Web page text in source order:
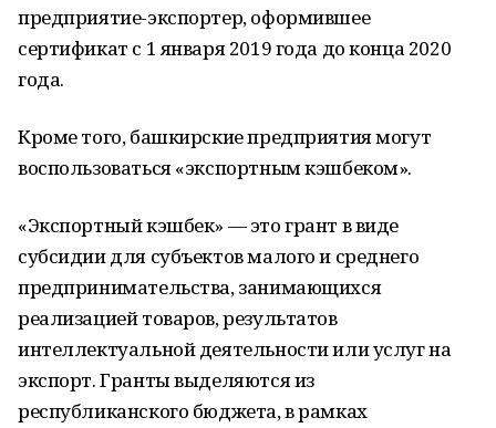
предприятие-экспортер, оформившее
сертификат с 1 января 2019 года до конца 2020
года.
Кроме того, башкирские предприятия могут
воспользоваться «экспортным кэшбеком».
«Экспортный кэшбек» — это грант в виде
субсидии для субъектов малого и среднего
предпринимательства, занимающихся
реализацией товаров, результатов
интеллектуальной деятельности или услуг на
экспорт. Гранты выделяются из
республиканского бюджета, в рамках